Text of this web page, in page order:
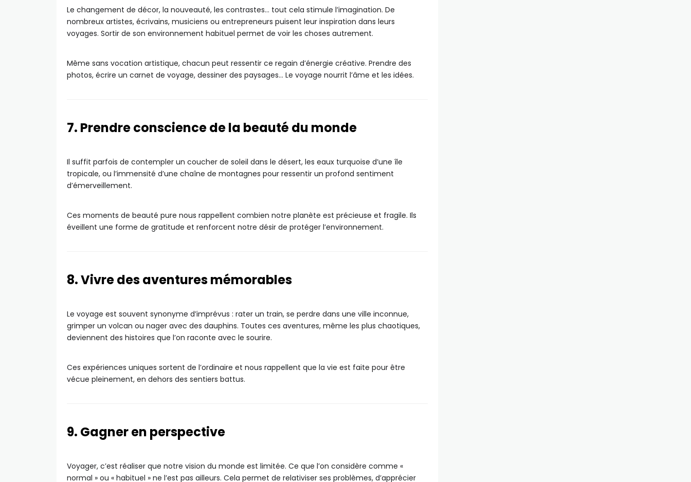
Le changement de décor, la nouveauté, les contrastes… tout cela stimule l’imagination. De
nombreux artistes, écrivains, musiciens ou entrepreneurs puisent leur inspiration dans leurs
voyages. Sortir de son environnement habituel permet de voir les choses autrement.
Même sans vocation artistique, chacun peut ressentir ce regain d’énergie créative. Prendre des
photos, écrire un carnet de voyage, dessiner des paysages… Le voyage nourrit l’âme et les idées.
7. Prendre conscience de la beauté du monde
Il suffit parfois de contempler un coucher de soleil dans le désert, les eaux turquoise d’une île
tropicale, ou l’immensité d’une chaîne de montagnes pour ressentir un profond sentiment
d’émerveillement.
Ces moments de beauté pure nous rappellent combien notre planète est précieuse et fragile. Ils
éveillent une forme de gratitude et renforcent notre désir de protéger l’environnement.
8. Vivre des aventures mémorables
Le voyage est souvent synonyme d’imprévus : rater un train, se perdre dans une ville inconnue,
grimper un volcan ou nager avec des dauphins. Toutes ces aventures, même les plus chaotiques,
deviennent des histoires que l’on raconte avec le sourire.
Ces expériences uniques sortent de l’ordinaire et nous rappellent que la vie est faite pour être
vécue pleinement, en dehors des sentiers battus.
9. Gagner en perspective
Voyager, c’est réaliser que notre vision du monde est limitée. Ce que l’on considère comme «
normal » ou « habituel » ne l’est pas ailleurs. Cela permet de relativiser ses problèmes, d’apprécier